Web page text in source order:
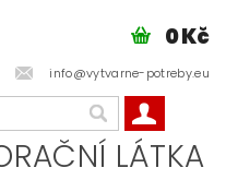
info@vytvarne-potreby.eu
0 Kč
LÁTKA